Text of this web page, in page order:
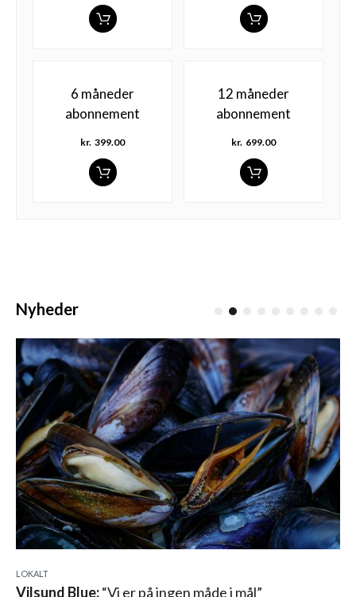
6 måneder
abonnement
kr. 399.00
12 måneder
abonnement
kr. 699.00
Nyheder
LOKALT
Vilsund Blue:“Vi er på ingen måde i mål”